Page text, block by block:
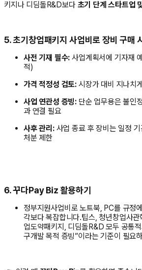
키지나 디딤돌R&D보다 초기 단계 스타트업
5. 초기창업패키지 사업비로 장비 구매
사전 기재 필수: 사업계획서에 기자재
적)
가격 적정성 검토: 시장가 대비 지나치
사업 연관성 증빙: 단순 업무용은 불인
과 연결 필요
사후 관리:사업 종료 후 장비는 일정
처분 제한
6.꾸다Pay Biz 활용하기
정부지원사업비로 노트북, PC를 규정
각보다 복잡합니다.팁스, 청년창업사
업도약패키지, 디딤돌R&D 모두 공통
구개발 목적 증빙”이라는 기준이 필요